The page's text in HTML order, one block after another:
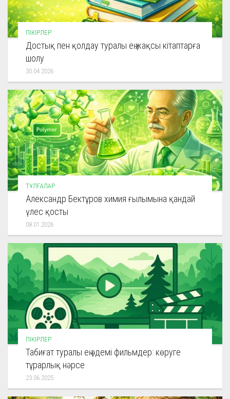
ПІКІРЛЕР
Достық пен қолдау туралы ең жақсы кітаптарға
шолу
30.04.2026
ТҰЛҒАЛАР
Александр Бектұров химия ғылымына қандай
үлес қосты
08.01.2026
ПІКІРЛЕР
Табиғат туралы ең әдемі фильмдер: көруге
тұрарлық нәрсе
23.06.2025